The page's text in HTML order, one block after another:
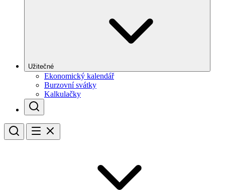
Užitečné
Ekonomický kalendář
Burzovní svátky
Kalkulačky